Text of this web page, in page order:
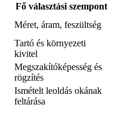
Fő választási szempont
Méret, áram, feszültség
Tartó és környezeti
kivitel
Megszakítóképesség és
rögzítés
Ismételt leoldás okának
feltárása